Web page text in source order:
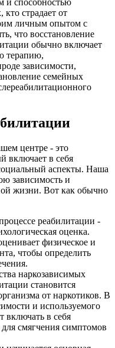
и способностью
кто страдает от
личным опытом с
что восстановление
обычно включает
терапию,
зависимости,
семейных
центре - это
включает в себя
аспекты. Наша
зависимость и
жизни. Вот как обычно
реабилитации -
оценка.
физическое и
чтобы определить
наркозависимых
становится
от наркотиков. В
и используемого
включать в себя
смягчения симптомов